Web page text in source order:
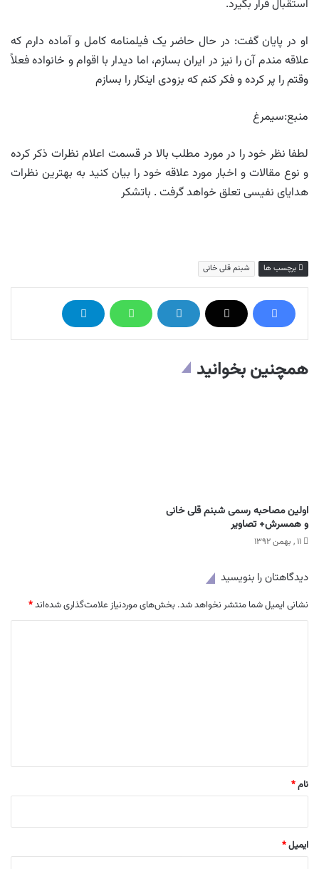
استقبال قرار بگیرد.
او در پایان گفت: در حال حاضر یک فیلمنامه کامل و آماده دارم که
علاقه مندم آن را نیز در ایران بسازم، اما دیدار با اقوام و خانواده فعلاً
وقتم را پر کرده و فکر کنم که بزودی اینکار را بسازم
منبع:سیمرغ
لطفا نظر خود را در مورد مطلب بالا در قسمت اعلام نظرات ذکر کرده
و نوع مقالات و اخبار مورد علاقه خود را بیان کنید به بهترین نظرات
هدایای نفیسی تعلق خواهد گرفت . باتشکر
برچسب ها شبنم قلی خانی
همچنین بخوانید
اولین مصاحبه رسمی شبنم قلی خانی
و همسرش+ تصاویر
۱۱ , بهمن ۱۳۹۲
دیدگاهتان را بنویسید
نشانی ایمیل شما منتشر نخواهد شد. بخش‌های موردنیاز علامت‌گذاری شده‌اند*
نام*
ایمیل*